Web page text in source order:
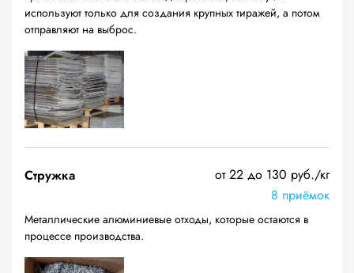
используют только для создания крупных тиражей, а потом
отправляют на выброс.
Стружка
от 22 до 130 руб./кг
8 приёмок
Металлические алюминиевые отходы, которые остаются в
процессе производства.